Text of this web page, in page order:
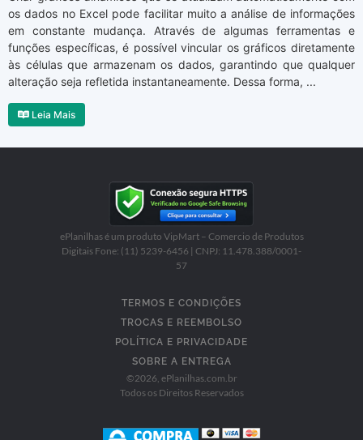
os dados no Excel pode facilitar muito a análise de informações
em constante mudança. Através de algumas ferramentas e
funções específicas, é possível vincular os gráficos diretamente
às células que armazenam os dados, garantindo que qualquer
alteração seja refletida instantaneamente. Dessa forma, ...
Leia Mais
ePlanilhas é um produto VipMart – Comercio de Produtos
Digitais Fone: (11) 5239-6456 | CNPJ: 11.478.388/0001-
57
TERMOS E CONDIÇÕES
TROCAS E REEMBOLSO
POLÍTICA E PRIVACIDADE
SOBRE A ENTREGA
©2026 , ePlanilhas.com.br
Todos os Direitos Reservados